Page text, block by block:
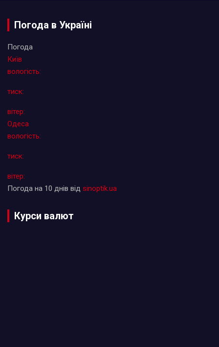
Погода в Україні
Погода
Київ
вологість:
тиск:
вітер:
Одеса
вологість:
тиск:
вітер:
Погода на 10 днів від sinoptik.ua
Курси валют